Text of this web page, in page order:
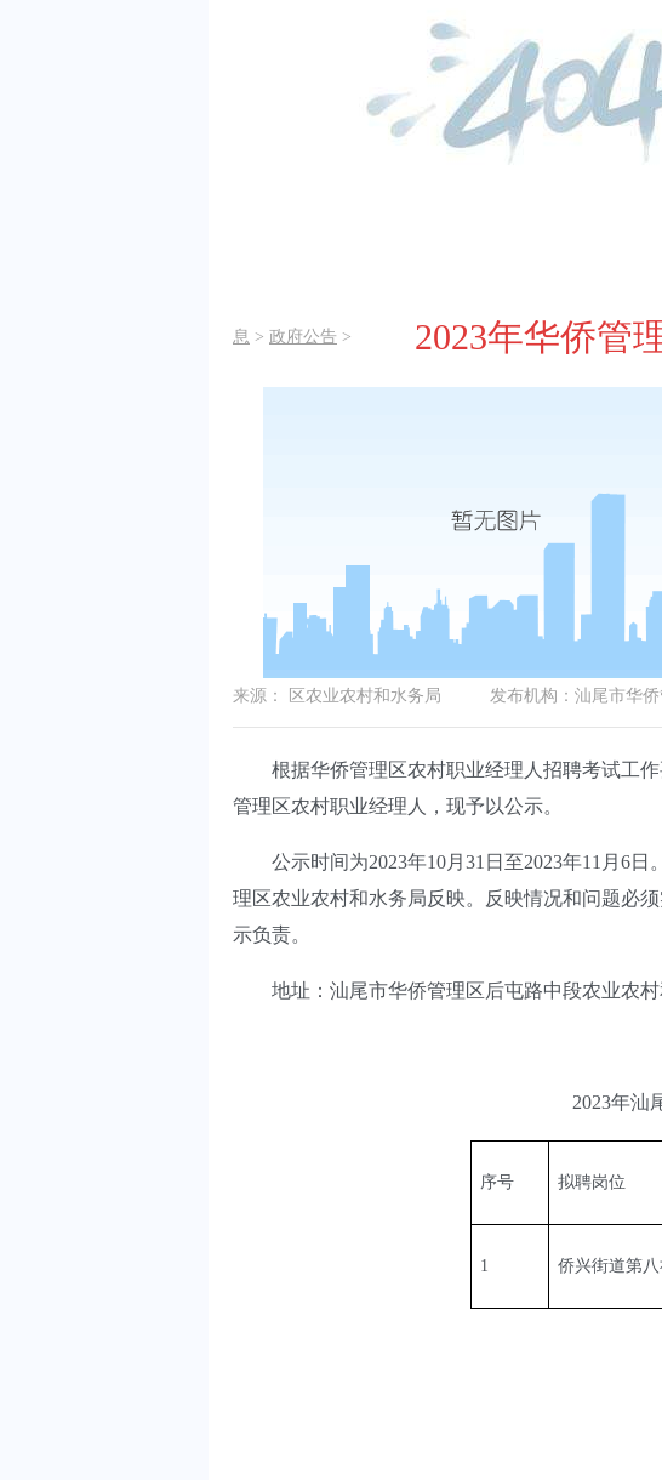
息 > 政府公告 > 2023年华侨管
来源： 区农业农村和水务局 发布机构： 汕尾市华侨
根据华侨管理区农村职业经理人招聘考试工作
管理区农村职业经理人，现予以公示。
公示时间为2023年10月31日至2023年11月6日
理区农业农村和水务局反映。反映情况和问题必
示负责。
地址：汕尾市华侨管理区后屯路中段农业农村
2023年汕
序号 拟聘岗位
1 侨兴街道第八